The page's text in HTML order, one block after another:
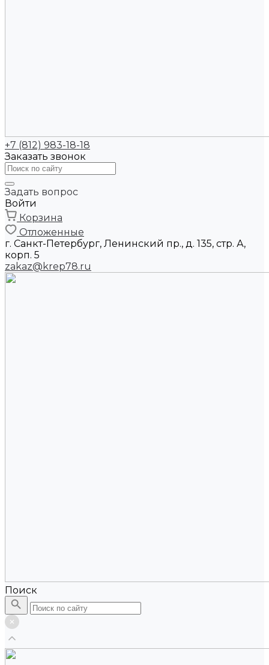
+7 (812) 983-18-18
Заказать звонок
Задать вопрос
Войти
Корзина
Отложенные
г. Санкт-Петербург, Ленинский пр., д. 135, стр. А,
корп. 5
zakaz@krep78.ru
Поиск